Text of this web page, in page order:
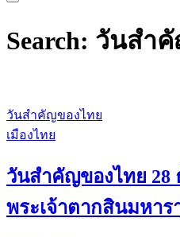
Search: วันสำ
วันสำคัญของไทย
เมืองไทย
วันสำคัญของไทย 28
พระเจ้าตากสินมหาร